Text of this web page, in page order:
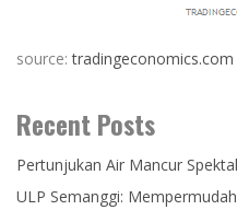
source:tradingeconomics.com
Recent Posts
Pertunjukan Air Mancur
ULP Semanggi: